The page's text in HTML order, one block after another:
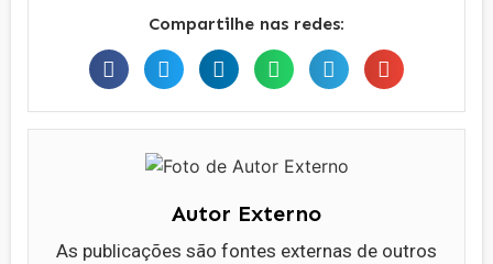
Compartilhe nas redes:
Autor Externo
As publicações são fontes externas de outros